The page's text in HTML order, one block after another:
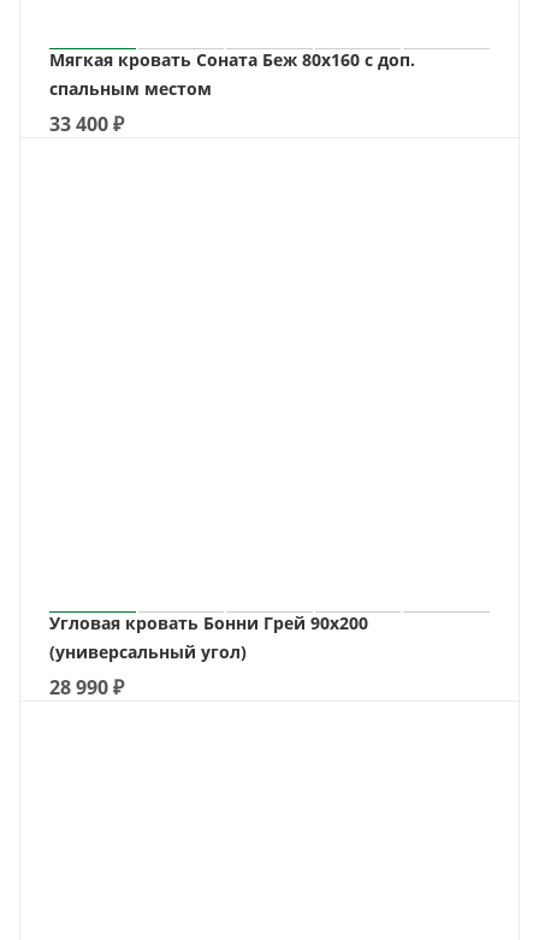
Мягкая кровать Соната Беж 80х160 с доп.
спальным местом
33 400₽
Угловая кровать Бонни Грей 90х200
(универсальный угол)
28 990₽